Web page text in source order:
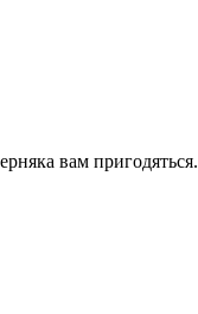
вам пригодяться.